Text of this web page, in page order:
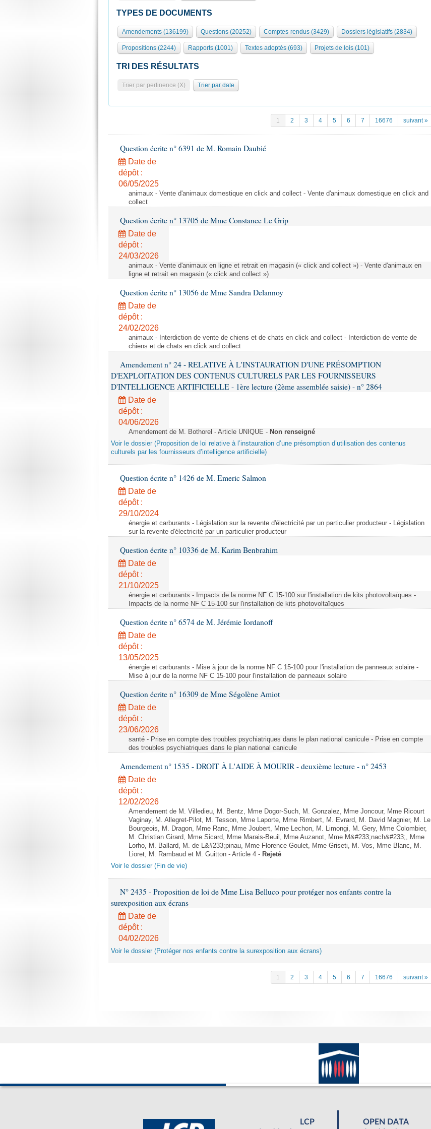
TYPES DE DOCUMENTS
Amendements (136199) Questions (20252) Comptes-rendus (3429) Dossiers législatifs (2834)
Propositions (2244) Rapports (1001) Textes adoptés (693) Projets de lois (101)
TRI DES RÉSULTATS
Trier par pertinence (X) Trier par date
1 2 3 4 5 6 7 16676 suivant »
Question écrite n° 6391 de M. Romain Daubié
Date de
dépôt :
06/05/2025
animaux - Vente d'animaux domestique en click and collect - Vente d'animaux domestique en click and
collect
Question écrite n° 13705 de Mme Constance Le Grip
Date de
dépôt :
24/03/2026
animaux - Vente d'animaux en ligne et retrait en magasin (« click and collect ») - Vente d'animaux en
ligne et retrait en magasin (« click and collect »)
Question écrite n° 13056 de Mme Sandra Delannoy
Date de
dépôt :
24/02/2026
animaux - Interdiction de vente de chiens et de chats en click and collect - Interdiction de vente de
chiens et de chats en click and collect
Amendement n° 24 - RELATIVE À L'INSTAURATION D'UNE PRÉSOMPTION
D'EXPLOITATION DES CONTENUS CULTURELS PAR LES FOURNISSEURS
D'INTELLIGENCE ARTIFICIELLE - 1ère lecture (2ème assemblée saisie) - n° 2864
Date de
dépôt :
04/06/2026
Amendement de M. Bothorel - Article UNIQUE - Non renseigné
Voir le dossier (Proposition de loi relative à l’instauration d’une présomption d’utilisation des contenus
culturels par les fournisseurs d’intelligence artificielle)
Question écrite n° 1426 de M. Emeric Salmon
Date de
dépôt :
29/10/2024
énergie et carburants - Législation sur la revente d'électricité par un particulier producteur - Législation
sur la revente d'électricité par un particulier producteur
Question écrite n° 10336 de M. Karim Benbrahim
Date de
dépôt :
21/10/2025
énergie et carburants - Impacts de la norme NF C 15-100 sur l'installation de kits photovoltaïques -
Impacts de la norme NF C 15-100 sur l'installation de kits photovoltaïques
Question écrite n° 6574 de M. Jérémie Iordanoff
Date de
dépôt :
13/05/2025
énergie et carburants - Mise à jour de la norme NF C 15-100 pour l'installation de panneaux solaire -
Mise à jour de la norme NF C 15-100 pour l'installation de panneaux solaire
Question écrite n° 16309 de Mme Ségolène Amiot
Date de
dépôt :
23/06/2026
santé - Prise en compte des troubles psychiatriques dans le plan national canicule - Prise en compte
des troubles psychiatriques dans le plan national canicule
Amendement n° 1535 - DROIT À L'AIDE À MOURIR - deuxième lecture - n° 2453
Date de
dépôt :
12/02/2026
Amendement de M. Villedieu, M. Bentz, Mme Dogor-Such, M. Gonzalez, Mme Joncour, Mme Ricourt
Vaginay, M. Allegret-Pilot, M. Tesson, Mme Laporte, Mme Rimbert, M. Evrard, M. David Magnier, M. Le
Bourgeois, M. Dragon, Mme Ranc, Mme Joubert, Mme Lechon, M. Limongi, M. Gery, Mme Colombier,
M. Christian Girard, Mme Sicard, Mme Marais-Beuil, Mme Auzanot, Mme M&#233;nach&#233;, Mme
Lorho, M. Ballard, M. de L&#233;pinau, Mme Florence Goulet, Mme Griseti, M. Vos, Mme Blanc, M.
Lioret, M. Rambaud et M. Guitton - Article 4 - Rejeté
Voir le dossier (Fin de vie)
N° 2435 - Proposition de loi de Mme Lisa Belluco pour protéger nos enfants contre la
surexposition aux écrans
Date de
dépôt :
04/02/2026
Voir le dossier (Protéger nos enfants contre la surexposition aux écrans)
1 2 3 4 5 6 7 16676 suivant »
LCP
OPEN DATA